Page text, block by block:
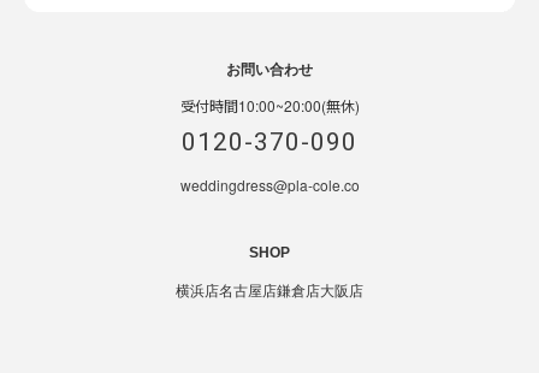
お問い合わせ
受付時間10:00~20:00(無休)
0120-370-090
weddingdress@pla-cole.co
SHOP
横浜店名古屋店鎌倉店大阪店